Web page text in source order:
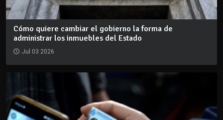
Cómo quiere cambiar el gobierno la forma de
administrar los inmuebles del Estado
Jul 03 2026